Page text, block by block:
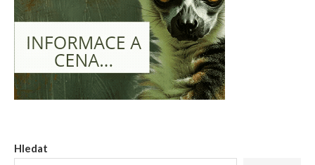
Hledat